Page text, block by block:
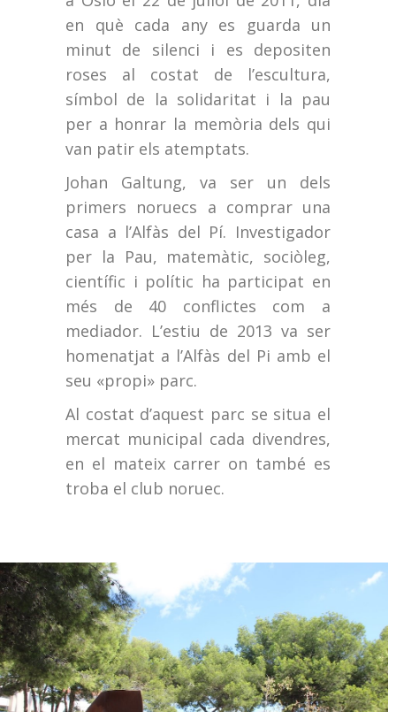
en què cada any es guarda un
minut de silenci i es depositen
roses al costat de l’escultura,
símbol de la solidaritat i la pau
per a honrar la memòria dels qui
van patir els atemptats.
Johan Galtung, va ser un dels
primers noruecs a comprar una
casa a l’Alfàs del Pí. Investigador
per la Pau, matemàtic, sociòleg,
científic i polític ha participat en
més de 40 conflictes com a
mediador. L’estiu de 2013 va ser
homenatjat a l’Alfàs del Pi amb el
seu «propi» parc.
Al costat d’aquest parc se situa el
mercat municipal cada divendres,
en el mateix carrer on també es
troba el club noruec.